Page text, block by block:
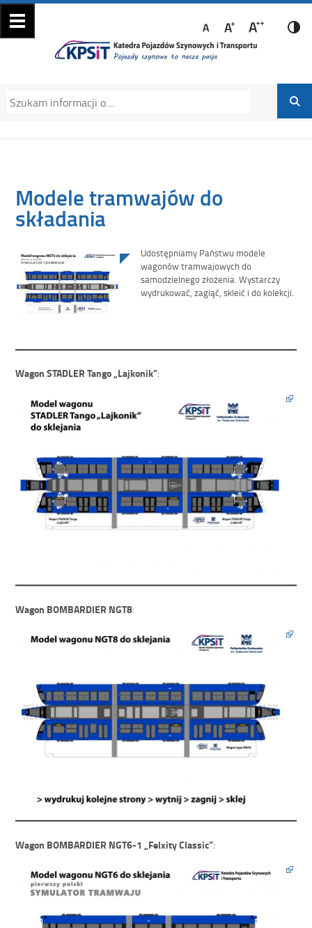
Katedra Pojazdów
Szynowych i
Transportu
Katedra Pojazdów Szynowych i Transportu
Politechniki Krakowskiej na Wydziale
Mechanicznym
Modele tramwajów do
składania
Udostępniamy Państwu modele
wagonów tramwajowych do
samodzielnego złożenia. Wystarczy
wydrukować, zagiąć, skleić i do kolekcji.
Wagon STADLER Tango „Lajkonik”:
Wagon BOMBARDIER NGT8:
Wagon BOMBARDIER NGT6-1 „Felxity Classic”: